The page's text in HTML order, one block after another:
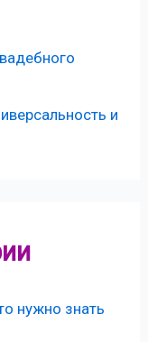
и
нужно знать